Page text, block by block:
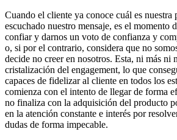
Cuando el cliente ya conoce cuál es nuestra
escuchado nuestro mensaje, es el momento
confiar y darnos un voto de confianza y
o, si por el contrario, considera que no
decide no creer en nosotros. Esta, ni más ni
cristalización del engagement, lo que
capaces de fidelizar al cliente en todos los
comienza con el intento de llegar de forma
no finaliza con la adquisición del producto
en la atención constante e interés por
dudas de forma impecable.